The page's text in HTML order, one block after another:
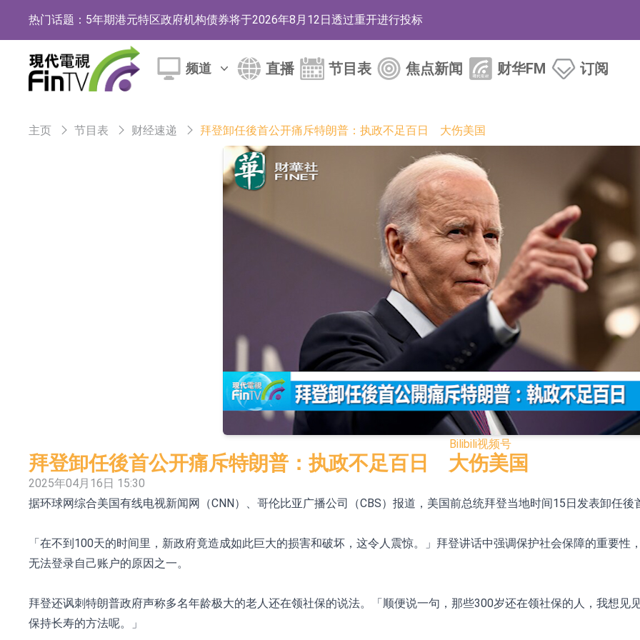
热门话题： 5年期港元特区政府机构债券将于2026年8月12日透过重开进行投标
1年期港元隔夜平均指数挂钩债券将于2026年8月12日进行投标
香港证监会就中国糖果前高管的失当行为取得13年取消资格令
【异动股】港股涨幅榜前十，生物系统工程股权(02902.HK)涨+218.75%，敏捷控股(00186.HK)涨+82.50%
地纬智能：暂未开展对外的语料商业化服务
嘉立创：公司主要提供EDA/CAM、PCB、电子元器件等电子及机械产业链一站式研发智造服务
工信部：鼓励民爆企业依法依规实施重组整合
工信部：到2030年形成3-5家具有较强国际运营能力的大型民爆企业集团
因美纳：首批由中国生产制造基地生产的本土化产品完成客户交付
鲁阳节能：公司汽车衬垫 CCMAX、E2K、HBD系列产品已实现量产销售
北京君正：预计后续仍将主要采用季度调价的模式
【异动股】汽车整车板块下挫，北汽蓝谷(600733.CN)跌6.38%
【异动股】港股涨幅榜前十，生物系统工程股权(02902.HK)涨+231.25%，中国智能健康(00348.HK)涨
【异动股】钨板块拉升，中钨高新(000657.CN)涨7.24%
【异动股】昨日打二板以上表现板块拉升，欣天科技(300615.CN)涨19.97%
【异动股】港股跌幅榜前十，天瑞汽车内饰(06162.HK)跌18.00%，德信服务集团(02215.HK)跌16.33%
和光智成完成天使轮数千万融资
10年期港元特区政府机构债券将于2026年8月12日透过重开进行投标
频道 直播 节目表 焦点新闻 财华FM 订阅
主页 节目表 财经速递 拜登卸任後首公开痛斥特朗普：执政不足百日 大伤美国
Bilibili视频号
拜登卸任後首公开痛斥特朗普：执政不足百日 大伤美国
2025年04月16日 15:30
据环球网综合美国有线电视新闻网（CNN）、哥伦比亚广播公司（CBS）报道，美国前总统拜登当地时间15日发表卸任
「在不到100天的时间里，新政府竟造成如此巨大的损害和破坏，这令人震惊。」拜登讲话中强调保护社会保障的重要
无法登录自己账户的原因之一。
拜登还讽刺特朗普政府声称多名年龄极大的老人还在领社保的说法。「顺便说一句，那些300岁还在领社保的人，我想
保持长寿的方法呢。」